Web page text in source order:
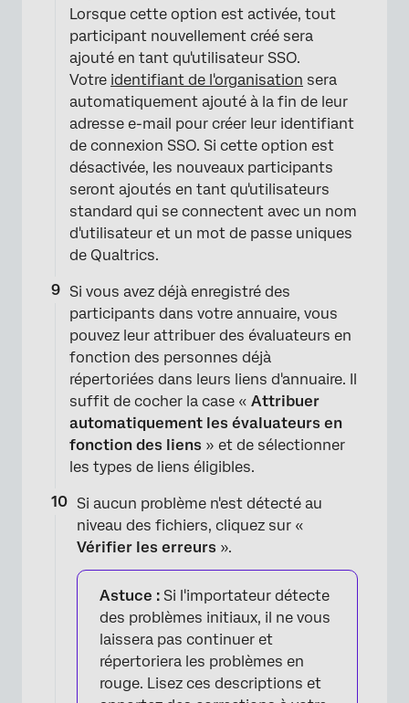
×
Lorsque cette option est activée, tout
participant nouvellement créé sera
ajouté en tant qu'utilisateur SSO.
Votre identifiant de l'organisation sera
automatiquement ajouté à la fin de leur
adresse e-mail pour créer leur identifiant
de connexion SSO. Si cette option est
désactivée, les nouveaux participants
seront ajoutés en tant qu'utilisateurs
standard qui se connectent avec un nom
d'utilisateur et un mot de passe uniques
de Qualtrics.
Si vous avez déjà enregistré des
participants dans votre annuaire, vous
pouvez leur attribuer des évaluateurs en
fonction des personnes déjà
répertoriées dans leurs liens d'annuaire. Il
suffit de cocher la case « Attribuer
automatiquement les évaluateurs en
fonction des liens » et de sélectionner
les types de liens éligibles.
Si aucun problème n'est détecté au
niveau des fichiers, cliquez sur «
Vérifier les erreurs ».
Astuce : Si l'importateur détecte
des problèmes initiaux, il ne vous
laissera pas continuer et
répertoriera les problèmes en
rouge. Lisez ces descriptions et